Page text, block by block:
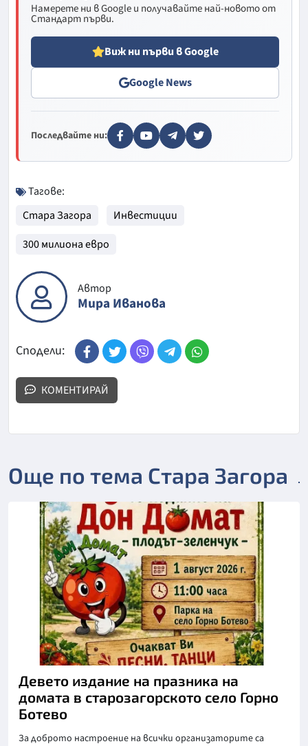
Намерете ни в Google и получавайте най-новото от
Стандарт първи.
Виж ни първи в Google
Google News
Последвайте ни:
Тагове:
Стара Загора
Инвестиции
300 милиона евро
Автор
Мира Иванова
Сподели:
КОМЕНТИРАЙ
Още по тема Стара Загора
Девето издание на празника на
домата в старозагорското село Горно
Ботево
За доброто настроение на всички организаторите са